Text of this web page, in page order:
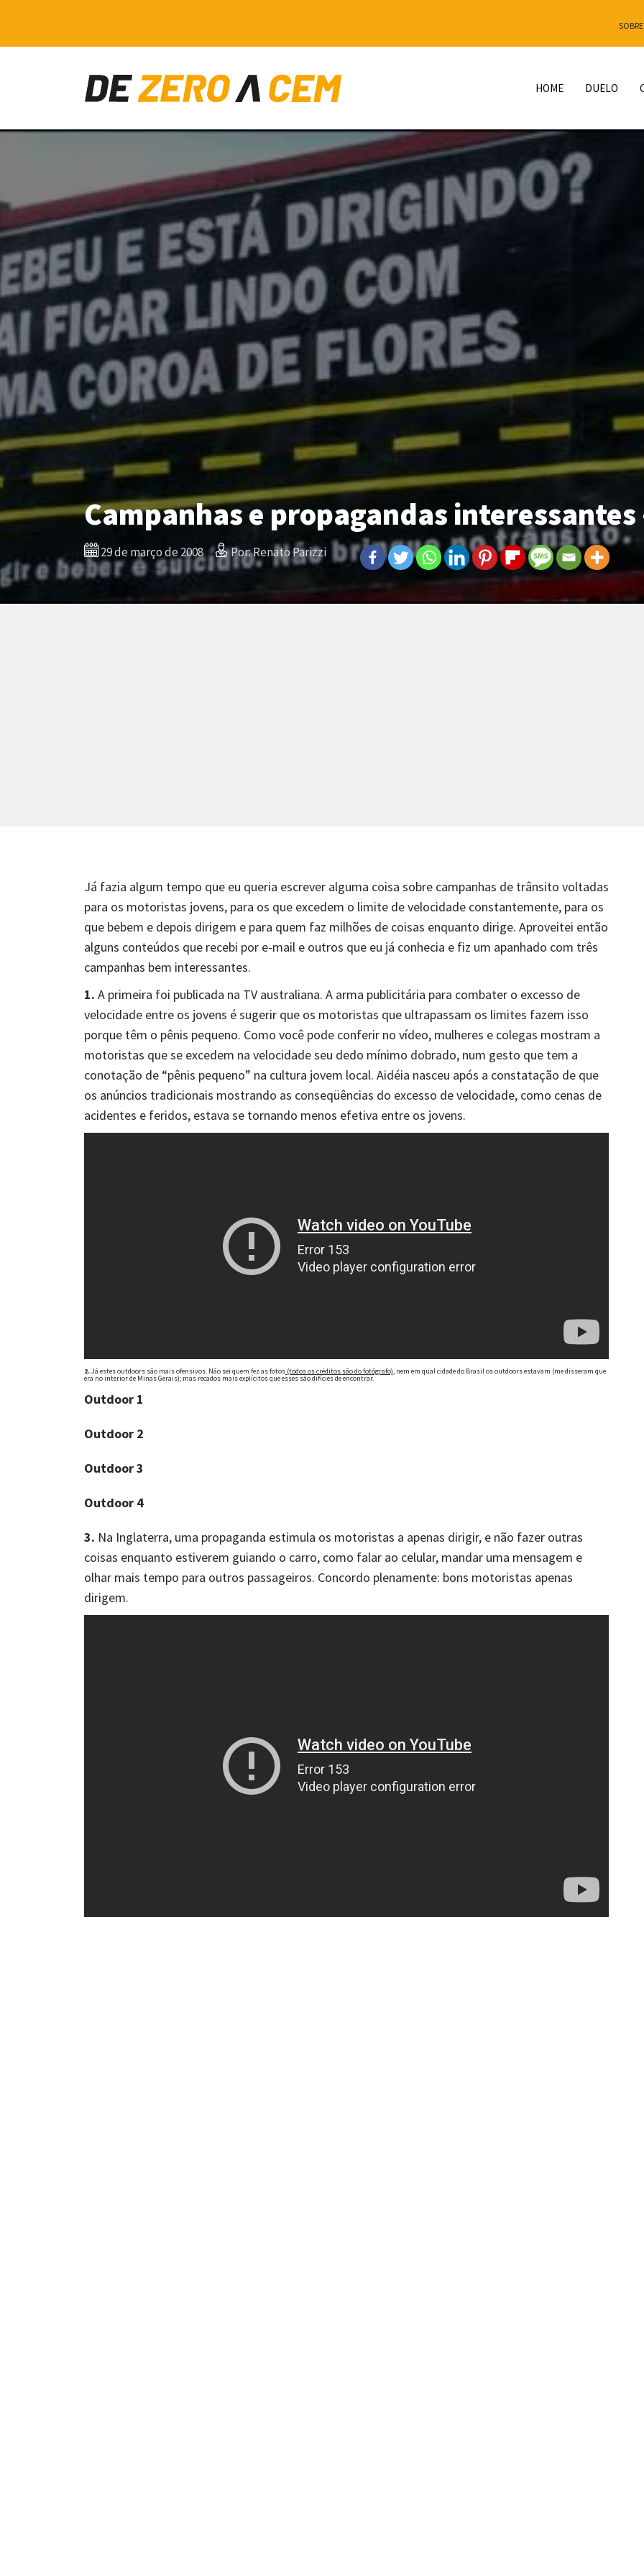
SOBRE
Main Navigation HOME DUELO
Campanhas e propagandas interessantes
29 de março de 2008 Por: Renato Parizzi
Já fazia algum tempo que eu queria escrever alguma coisa sobre campanhas de trânsito voltadas
para os motoristas jovens, para os que excedem o limite de velocidade constantemente, para os
que bebem e depois dirigem e para quem faz milhões de coisas enquanto dirige. Aproveitei então
alguns conteúdos que recebi por e-mail e outros que eu já conhecia e fiz um apanhado com três
campanhas bem interessantes.
1. A primeira foi publicada na TV australiana. A arma publicitária para combater o excesso de
velocidade entre os jovens é sugerir que os motoristas que ultrapassam os limites fazem isso
porque têm o pênis pequeno. Como você pode conferir no vídeo, mulheres e colegas mostram a
motoristas que se excedem na velocidade seu dedo mínimo dobrado, num gesto que tem a
conotação de “pênis pequeno” na cultura jovem local. Aidéia nasceu após a constatação de que
os anúncios tradicionais mostrando as conseqüências do excesso de velocidade, como cenas de
acidentes e feridos, estava se tornando menos efetiva entre os jovens.
2.Já estes outdoors são mais ofensivos. Não sei quem fez as fotos (todos os créditos são do fotógrafo), nem em qual cidade do Brasil os outdoors estavam (me disseram que
era no interior de Minas Gerais); mas recados mais explícitos que esses são difícies de encontrar.
Outdoor 1
Outdoor 2
Outdoor 3
Outdoor 4
3. Na Inglaterra, uma propaganda estimula os motoristas a apenas dirigir, e não fazer outras
coisas enquanto estiverem guiando o carro, como falar ao celular, mandar uma mensagem e
olhar mais tempo para outros passageiros. Concordo plenamente: bons motoristas apenas
dirigem.